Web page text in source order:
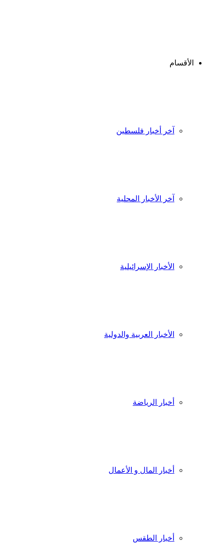
الأقسام
آخر أخبار فلسطين
آخر الأخبار المحلية
الأخبار الإسرائيلية
الأخبار العربية والدولية
أخبار الرياضة
أخبار المال و الأعمال
أخبار الطقس